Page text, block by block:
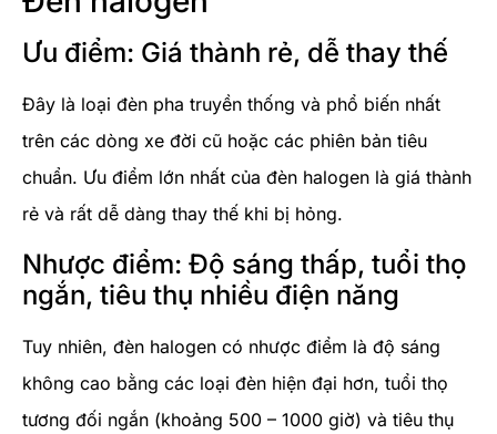
Ưu điểm: Giá thành rẻ, dễ thay thế
Đây là loại đèn pha truyền thống và phổ biến nhất
trên các dòng xe đời cũ hoặc các phiên bản tiêu
chuẩn. Ưu điểm lớn nhất của đèn halogen là giá thành
rẻ và rất dễ dàng thay thế khi bị hỏng.
Nhược điểm: Độ sáng thấp, tuổi thọ
ngắn, tiêu thụ nhiều điện năng
Tuy nhiên, đèn halogen có nhược điểm là độ sáng
không cao bằng các loại đèn hiện đại hơn, tuổi thọ
tương đối ngắn (khoảng 500 – 1000 giờ) và tiêu thụ